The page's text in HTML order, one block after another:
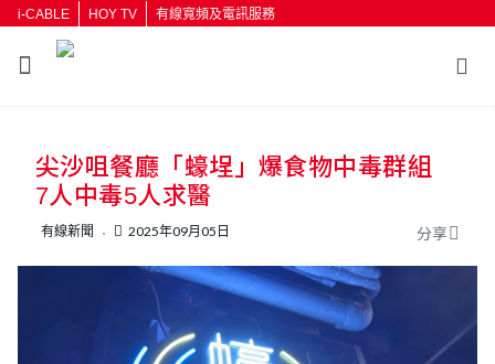
i-CABLE HOY TV 有線寬頻及電訊服務
按輸入鍵開始搜尋
尖沙咀餐廳「蠔埕」爆食物中毒群組
7人中毒5人求醫
有線新聞 2025年09月05日 分享